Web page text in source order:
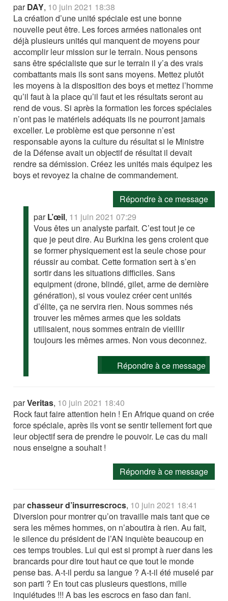
parDAY, 10 juin 2021 18:38
La création d’une unité spéciale est une bonne
nouvelle peut être. Les forces armées nationales ont
déjà plusieurs unités qui manquent de moyens pour
accomplir leur mission sur le terrain. Nous pensons
sans être spécialiste que sur le terrain il y’a des vrais
combattants mais ils sont sans moyens. Mettez plutôt
les moyens à la disposition des boys et mettez l’homme
qu’il faut à la place qu’il faut et les résultats seront au
rend de vous. Si après la formation les forces spéciales
n’ont pas le matériels adéquats ils ne pourront jamais
exceller. Le problème est que personne n’est
responsable ayons la culture du résultat si le Ministre
de la Défense avait un objectif de résultat il devait
rendre sa démission. Créez les unités mais équipez les
boys et revoyez la chaine de commandement.
Répondre à ce message
parL’œil, 11 juin 2021 07:29
Vous êtes un analyste parfait. C’est tout je ce
que je peut dire. Au Burkina les gens croient que
se former physiquement est la seule chose pour
réussir au combat. Cette formation sert à s’en
sortir dans les situations difficiles. Sans
equipment (drone, blindé, gilet, arme de dernière
génération), si vous voulez créer cent unités
d’élite, ça ne servira rien. Nous sommes nés
trouver les mêmes armes que les soldats
utilisaient, nous sommes entrain de vieillir
toujours les mêmes armes. Non vous deconnez.
Répondre à ce message
parVeritas, 10 juin 2021 18:40
Rock faut faire attention hein ! En Afrique quand on crée
force spéciale, après ils vont se sentir tellement fort que
leur objectif sera de prendre le pouvoir. Le cas du mali
nous enseigne a souhait !
Répondre à ce message
parchasseur d’insurrescrocs, 10 juin 2021 18:41
Diversion pour montrer qu’on travaille mais tant que ce
sera les mêmes hommes, on n’aboutira à rien. Au fait,
le silence du président de l’AN inquiète beaucoup en
ces temps troubles. Lui qui est si prompt à ruer dans les
brancards pour dire tout haut ce que tout le monde
pense bas. A-t-il perdu sa langue ? A-t-il été muselé par
son parti ? En tout cas plusieurs questions, mille
inquiétudes !!! A bas les escrocs en faso dan fani.